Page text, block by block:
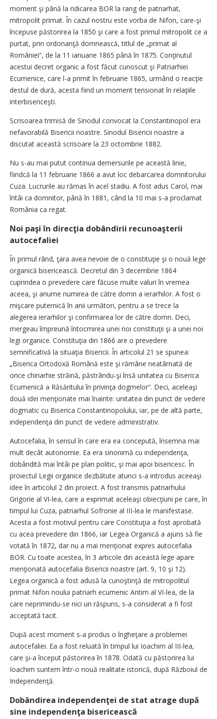
moment şi până la ridicarea BOR la rang de patriarhat,
mitropolit primat. În cazul nostru este vorba de Nifon, care-şi
începuse păstorirea la 1850 şi care a fost primul mitropolit ce a
purtat, prin ordonanţă domnească, titlul de „primat al
României“, de la 11 ianuarie 1865 până în 1875. Conţinutul
acestui decret organic a fost făcut cunoscut şi Patriarhiei
Ecumenice, care l-a primit în februarie 1865, urmând o reacţie
destul de dură, acesta fiind un moment tensionat în relaţiile
interbisericeşti.
Scrisoarea trimisă de Sinodul convocat la Constantinopol era
nefavorabilă Bisericii noastre. Sinodul Bisericii noastre a
discutat această scrisoare la 23 octombrie 1882.
Nu s-au mai putut continua demersurile pe această linie,
fiindcă la 11 februarie 1866 a avut loc debarcarea domnitorului
Cuza. Lucrurile au rămas în acel stadiu. A fost adus Carol, mai
întâi ca domnitor, până în 1881, când la 10 mai s-a proclamat
România ca regat.
Noi paşi în direcţia dobândirii recunoaşterii
autocefaliei
În primul rând, ţara avea nevoie de o constituţie şi o nouă lege
organică bisericească. Decretul din 3 decembrie 1864
cuprindea o prevedere care făcuse multe valuri în vremea
aceea, şi anume numirea de către domn a ierarhilor. A fost o
mişcare puternică în anii următori, pentru a se trece la
alegerea ierarhilor şi confirmarea lor de către domn. Deci,
mergeau împreună întocmirea unei noi constituţii şi a unei noi
legi organice. Constituţia din 1866 are o prevedere
semnificativă la situaţia Bisericii. În articolul 21 se spunea:
„Biserica Ortodoxă Română este şi rămâne neatârnată de
orice chiriarhie străină, păstrându-şi însă unitatea cu Biserica
Ecumenică a Răsăritului în privinţa dogmelor“. Deci, aceleaşi
două idei menţionate mai înainte: unitatea din punct de vedere
dogmatic cu Biserica Constantinopolului, iar, pe de altă parte,
independenţa din punct de vedere administrativ.
Autocefalia, în sensul în care era ea concepută, însemna mai
mult decât autonomie. Ea era sinonimă cu independenţa,
dobândită mai întâi pe plan politic, şi mai apoi bisericesc. În
proiectul Legii organice dezbătute atunci s-a introdus aceeaşi
idee în articolul 2 din proiect. A fost transmis patriarhului
Grigorie al VI-lea, care a exprimat aceleaşi obiecţiuni pe care, în
timpul lui Cuza, patriarhul Sofronie al III-lea le manifestase.
Acesta a fost motivul pentru care Constituţia a fost aprobată
cu acea prevedere din 1866, iar Legea Organică a ajuns să fie
votată în 1872, dar nu a mai menţionat expres autocefalia
BOR. Cu toate acestea, în 3 articole din această lege apare
menţionată autocefalia Bisericii noastre (art. 9, 10 şi 12).
Legea organică a fost adusă la cunoştinţă de mitropolitul
primat Nifon noului patriarh ecumenic Antim al VI-lea, de la
care neprimindu-se nici un răspuns, s-a considerat a fi fost
acceptată tacit.
După acest moment s-a produs o îngheţare a problemei
autocefaliei. Ea a fost reluată în timpul lui Ioachim al III-lea,
care şi-a început păstorirea în 1878. Odată cu păstorirea lui
Ioachim suntem într-o nouă realitate istorică, după Războiul de
Independenţă.
Dobândirea independenţei de stat atrage după
sine independenţa bisericească